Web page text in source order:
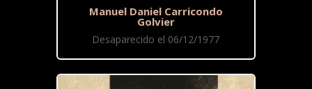
Manuel Daniel Carricondo
Golvier
Desaparecido el 06/12/1977